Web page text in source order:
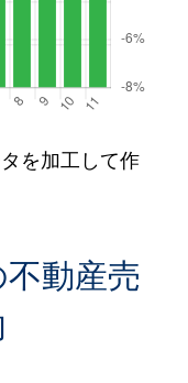
を加工して作
動産売